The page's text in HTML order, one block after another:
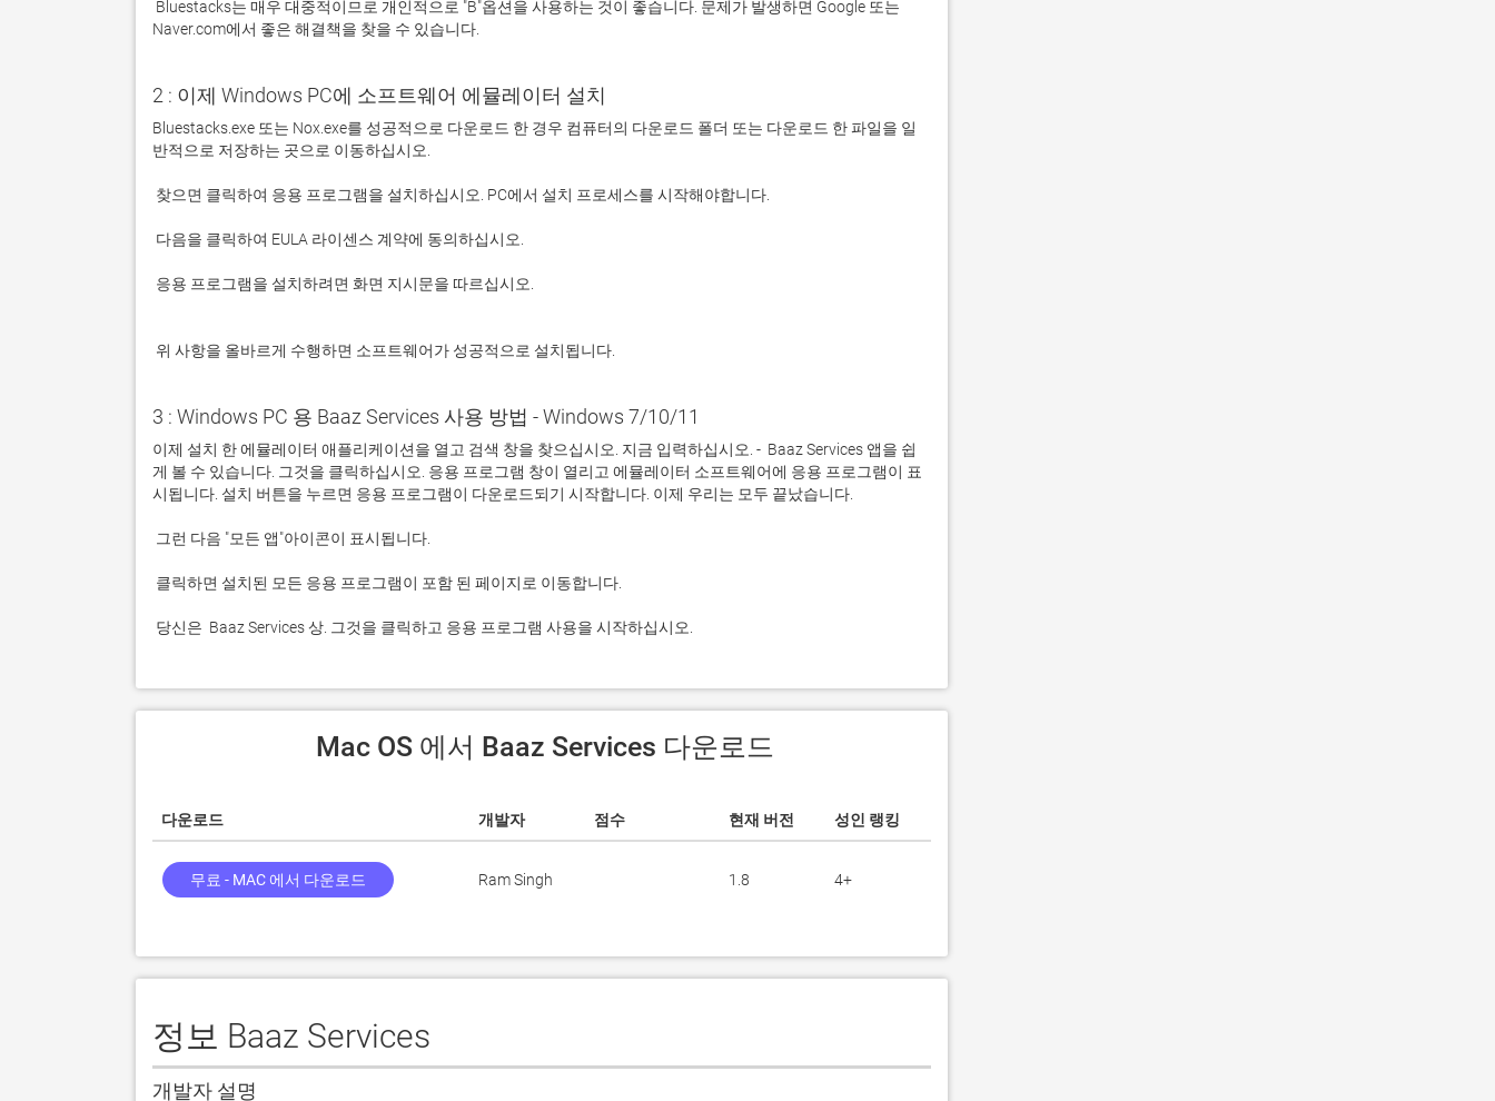
Naver.com에서 좋은 해결책을 찾을 수 있습니다.
2 : 이제 Windows PC에 소프트웨어 에뮬레이터 설치
Bluestacks.exe 또는 Nox.exe를 성공적으로 다운로드 한 경우 컴퓨터의 다운로드 폴더 또는 다운로드 한 파일을 일
위 사항을 올바르게 수행하면 소프트웨어가 성공적으로 설치됩니다.
3 : Windows PC 용 Baaz Services 사용 방법 - Windows 7/10/11
이제 설치 한 에뮬레이터 애플리케이션을 열고 검색 창을 찾으십시오. 지금 입력하십시오. -  Baaz Services 앱을 쉽
게 볼 수 있습니다. 그것을 클릭하십시오. 응용 프로그램 창이 열리고 에뮬레이터 소프트웨어에 응용 프로그램이 표
당신은  Baaz Services 상. 그것을 클릭하고 응용 프로그램 사용을 시작하십시오.
Mac OS 에서 Baaz Services 다운로드
다운로드 개발자 점수 현재 버전 성인 랭킹
무료 - MAC 에서 다운로드 Ram Singh 1.8 4+
정보 Baaz Services
개발자 설명